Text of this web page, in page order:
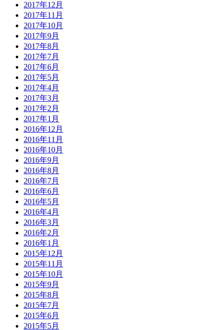
2017年12月
2017年11月
2017年10月
2017年9月
2017年8月
2017年7月
2017年6月
2017年5月
2017年4月
2017年3月
2017年2月
2017年1月
2016年12月
2016年11月
2016年10月
2016年9月
2016年8月
2016年7月
2016年6月
2016年5月
2016年4月
2016年3月
2016年2月
2016年1月
2015年12月
2015年11月
2015年10月
2015年9月
2015年8月
2015年7月
2015年6月
2015年5月